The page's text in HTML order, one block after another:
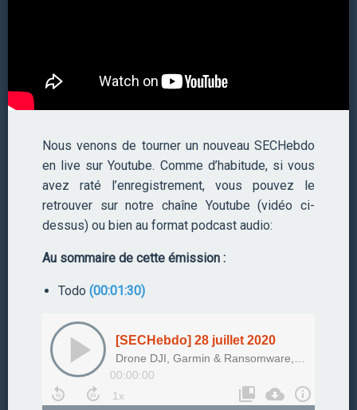
Nous venons de tourner un nouveau SECHebdo
en live sur Youtube. Comme d’habitude, si vous
avez raté l’enregistrement, vous pouvez le
retrouver sur notre chaîne Youtube (vidéo ci-
dessus) ou bien au format podcast audio:
Au sommaire de cette émission :
Todo (00:01:30)